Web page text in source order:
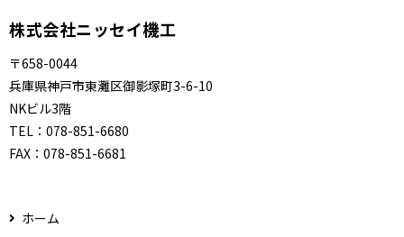
株式会社ニッセイ機工
〒658-0044
兵庫県神戸市東灘区御影塚町3-6-10
NKビル3階
TEL： 078-851-6680
FAX： 078-851-6681
ホーム